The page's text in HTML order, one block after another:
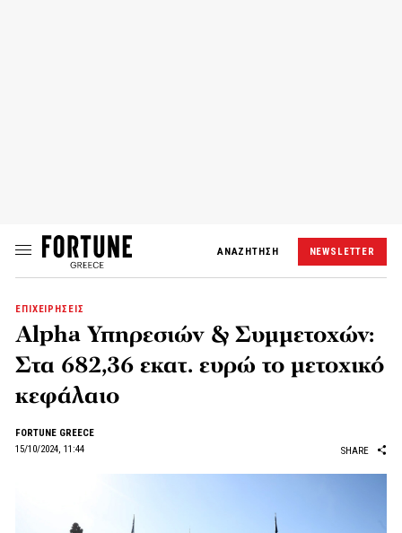
ΑΝΑΖΗΤΗΣΗ NEWSLETTER
ΕΠΙΧΕΙΡΗΣΕΙΣ
Alpha Υπηρεσιών & Συμμετοχών:
Στα 682,36 εκατ. ευρώ το μετοχικό
κεφάλαιο
FORTUNE GREECE
15/10/2024, 11:44
SHARE